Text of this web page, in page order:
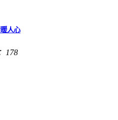
人心
178